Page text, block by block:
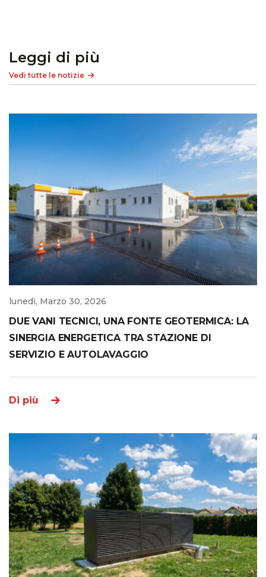
Leggi di più
Vedi tutte le notizie
lunedì, Marzo 30, 2026
DUE VANI TECNICI, UNA FONTE GEOTERMICA: LA
SINERGIA ENERGETICA TRA STAZIONE DI
SERVIZIO E AUTOLAVAGGIO
Di più